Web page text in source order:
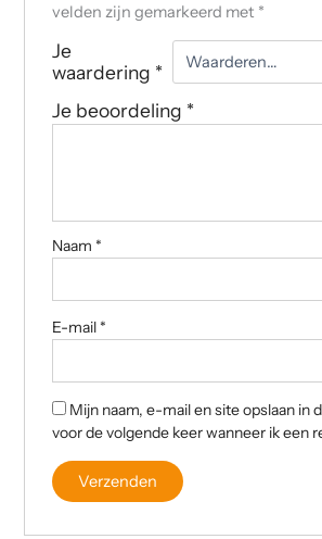
velden zijn gemarkeerd met *
Je
waardering *
Je beoordeling *
Naam *
E-mail *
Mijn naam, e-mail en site opslaan in
voor de volgende keer wanneer ik een